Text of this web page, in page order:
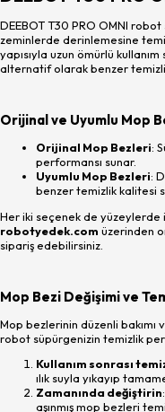
DEEBOT T30 PRO OMNI
zeminlerde derinlemesine
yapısıyla uzun ömürlü kullanım
alternatif olarak benzer
Orijinal ve Uyumlu Mop
Orijinal Mop Bezleri:
performansı sunar.
Uyumlu Mop Bezleri:
benzer temizlik kalitesi
Her iki seçenek de yüzeylerde
robotyedek.com üzerinden
sipariş edebilirsiniz.
Mop Bezi Değişimi ve
Mop bezlerinin düzenli bakımı
robot süpürgenizin temizlik
Kullanım sonrası
ılık suyla yıkayıp
Zamanında değiştirin
aşınmış mop bezleri